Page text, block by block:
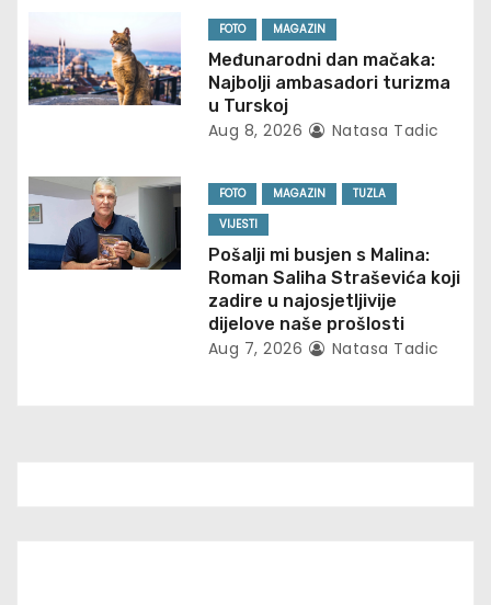
t
i
n
FOTO MAGAZIN
Međunarodni dan mačaka:
Najbolji ambasadori turizma
u Turskoj
Aug 8, 2026 Natasa Tadic
FOTO MAGAZIN
TUZLA
VIJESTI
Pošalji mi busjen s Malina:
Roman Saliha Straševića koji
zadire u najosjetljivije
dijelove naše prošlosti
Aug 7, 2026 Natasa Tadic